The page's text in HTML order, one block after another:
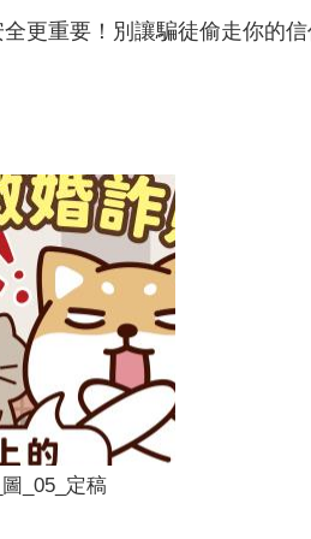
更重要！別讓騙徒偷走你的信
_05_定稿